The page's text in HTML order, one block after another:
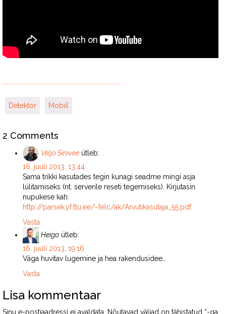
Detektor Mobiil
2 Comments
Veljo Sinivee ütleb:
16. juuli 2013, 13:44
Sama trikki kasutades tegin kunagi seadme mingi asja
lülitamiseks (nt. serverile reseti tegemiseks). Kirjutasin
nupukese kah:
http://parsek.yf.ttu.ee/~felc/ak/Arvutikasutaja_55.pdf
Vasta
Heigo ütleb:
16. juuli 2013, 19:16
Väga huvitav lugemine ja hea rakendusidee…
Vasta
Lisa kommentaar
Sinu e-postiaadressi ei avaldata. Nõutavad väljad on tähistatud *-ga